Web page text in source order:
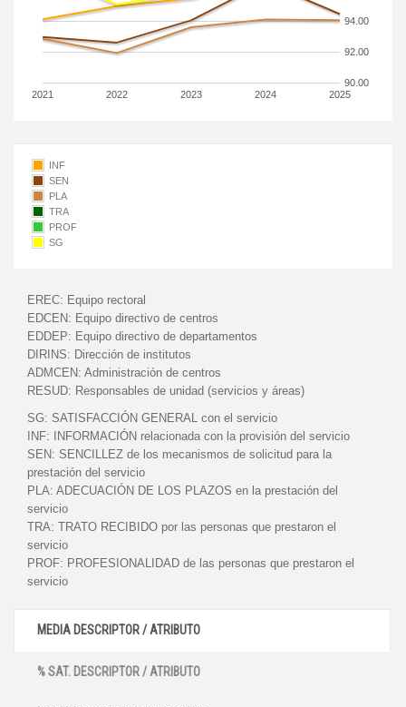
2021 2022 2023 2024 2025
90.00
92.00
94.00
INF
SEN
PLA
TRA
PROF
SG
EREC: Equipo rectoral
EDCEN: Equipo directivo de centros
EDDEP: Equipo directivo de departamentos
DIRINS: Dirección de institutos
ADMCEN: Administración de centros
RESUD: Responsables de unidad (servicios y áreas)
SG: SATISFACCIÓN GENERAL con el servicio
INF:
INFORMACIÓN relacionada con la provisión del servicio
SEN: SENCILLEZ de los mecanismos de solicitud para la
prestación del servicio
PLA: ADECUACIÓN DE LOS PLAZOS en la prestación del
servicio
TRA: TRATO RECIBIDO por las personas que prestaron el
servicio
PROF: PROFESIONALIDAD de las personas que prestaron el
servicio
MEDIA DESCRIPTOR / ATRIBUTO
% SAT. DESCRIPTOR / ATRIBUTO